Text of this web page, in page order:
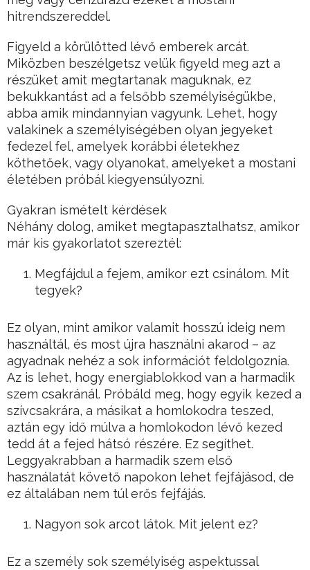
hitrendszereddel.
Figyeld a körülötted lévő emberek arcát.
Miközben beszélgetsz velük figyeld meg azt a
részüket amit megtartanak maguknak, ez
bekukkantást ad a felsőbb személyiségükbe,
abba amik mindannyian vagyunk. Lehet, hogy
valakinek a személyiségében olyan jegyeket
fedezel fel, amelyek korábbi életekhez
köthetőek, vagy olyanokat, amelyeket a mostani
életében próbál kiegyensúlyozni.
Gyakran ismételt kérdések
Néhány dolog, amiket megtapasztalhatsz, amikor
már kis gyakorlatot szereztél:
Megfájdul a fejem, amikor ezt csinálom. Mit
tegyek?
Ez olyan, mint amikor valamit hosszú ideig nem
használtál, és most újra használni akarod – az
agyadnak nehéz a sok információt feldolgoznia.
Az is lehet, hogy energiablokkod van a harmadik
szem csakránál. Próbáld meg, hogy egyik kezed a
szívcsakrára, a másikat a homlokodra teszed,
aztán egy idő múlva a homlokodon lévő kezed
tedd át a fejed hátsó részére. Ez segíthet.
Leggyakrabban a harmadik szem első
használatát követő napokon lehet fejfájásod, de
ez általában nem túl erős fejfájás.
Nagyon sok arcot látok. Mit jelent ez?
Ez a személy sok személyiség aspektussal